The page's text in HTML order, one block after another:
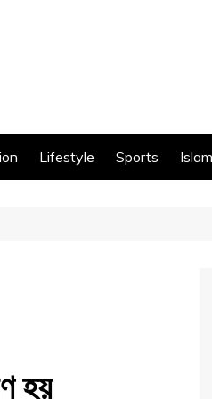
Lifestyle Sports
হয়